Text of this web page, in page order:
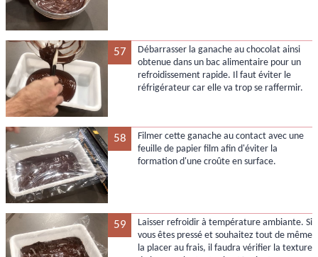
57
Débarrasser la ganache au chocolat ainsi
obtenue dans un bac alimentaire pour un
refroidissement rapide. Il faut éviter le
réfrigérateur car elle va trop se raffermir.
58
Filmer cette ganache au contact avec une
feuille de papier film afin d'éviter la
formation d'une croûte en surface.
59
Laisser refroidir à température ambiante. Si
vous êtes pressé et souhaitez tout de même
la placer au frais, il faudra vérifier la texture